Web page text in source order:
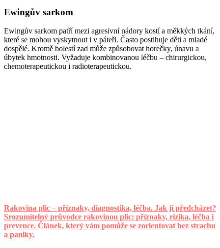
Ewingův sarkom
Ewingův sarkom patří mezi agresivní nádory kostí a měkkých tkání,
které se mohou vyskytnout i v páteři. Často postihuje děti a mladé
dospělé. Kromě bolestí zad může způsobovat horečky, únavu a
úbytek hmotnosti. Vyžaduje kombinovanou léčbu – chirurgickou,
chemoterapeutickou i radioterapeutickou.
Rakovina plic – příznaky, diagnostika, léčba. Jak jí předcházet?
Srozumitelný průvodce rakovinou plic: příznaky, rizika, léčba i
prevence. Článek, který vám pomůže se zorientovat bez strachu
a paniky.